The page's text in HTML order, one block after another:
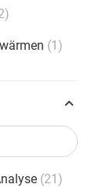
(1)
(21)